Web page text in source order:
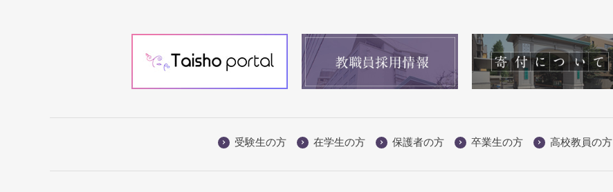
受験生の方 在学生の方 保護者の方 卒業生の方 高校教員の方